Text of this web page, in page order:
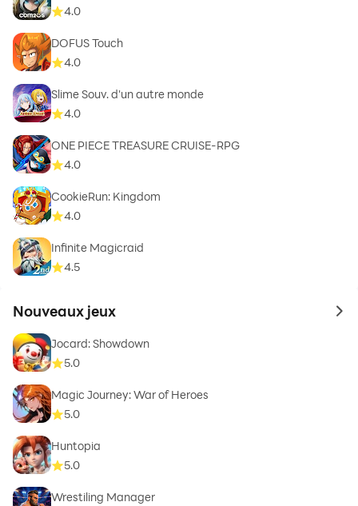
4.0
DOFUS Touch
4.0
Slime Souv. d'un autre monde
4.0
ONE PIECE TREASURE CRUISE-RPG
4.0
CookieRun: Kingdom
4.0
Infinite Magicraid
4.5
Nouveaux jeux to
Jocard: Showdown
5.0
Magic Journey: War of Heroes
5.0
Huntopia
5.0
Wrestiling Manager